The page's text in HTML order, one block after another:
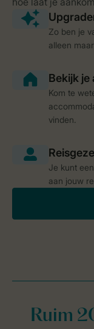
Zo ben je
alleen
Kom te
vinden.
Je kunt
aan jouw
Ruim